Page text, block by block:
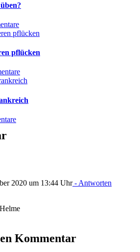
pflücken
2020 um 13:44 Uhr- Antworten
Kommentar